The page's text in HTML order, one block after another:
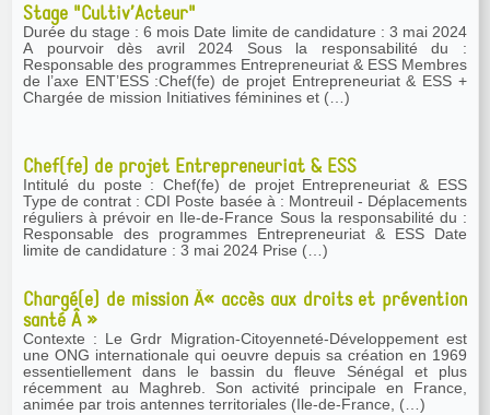
Stage "Cultiv’Acteur"
Durée du stage : 6 mois Date limite de candidature : 3 mai 2024
A pourvoir dès avril 2024 Sous la responsabilité du :
Responsable des programmes Entrepreneuriat & ESS Membres
de l’axe ENT’ESS :Chef(fe) de projet Entrepreneuriat & ESS +
Chargée de mission Initiatives féminines et (…)
Chef(fe) de projet Entrepreneuriat & ESS
Intitulé du poste : Chef(fe) de projet Entrepreneuriat & ESS
Type de contrat : CDI Poste basée à : Montreuil - Déplacements
réguliers à prévoir en Ile-de-France Sous la responsabilité du :
Responsable des programmes Entrepreneuriat & ESS Date
limite de candidature : 3 mai 2024 Prise (…)
Chargé(e) de mission Â« accès aux droits et prévention
santé Â »
Contexte : Le Grdr Migration-Citoyenneté-Développement est
une ONG internationale qui oeuvre depuis sa création en 1969
essentiellement dans le bassin du fleuve Sénégal et plus
récemment au Maghreb. Son activité principale en France,
animée par trois antennes territoriales (Ile-de-France, (…)